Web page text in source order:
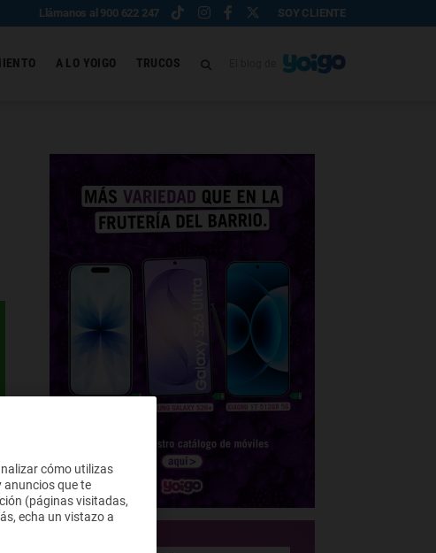
Llámanos al 900 622 247 SOY CLIENTE
A LO YOIGO TRUCOS
cómo utilizas
anuncios que te
(páginas visitadas,
echa un vistazo a